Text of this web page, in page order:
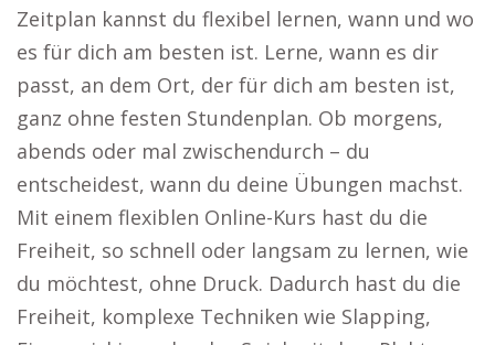
Zeitplan kannst du flexibel lernen, wann und wo
es für dich am besten ist. Lerne, wann es dir
passt, an dem Ort, der für dich am besten ist,
ganz ohne festen Stundenplan. Ob morgens,
abends oder mal zwischendurch – du
entscheidest, wann du deine Übungen machst.
Mit einem flexiblen Online-Kurs hast du die
Freiheit, so schnell oder langsam zu lernen, wie
du möchtest, ohne Druck. Dadurch hast du die
Freiheit, komplexe Techniken wie Slapping,